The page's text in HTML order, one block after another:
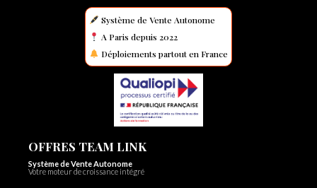
Système de Vente Autonome
A Paris depuis 2022
Déploiements partout en France
OFFRES TEAM LINK
Système de Vente Autonome
Votre moteur de croissance intégré